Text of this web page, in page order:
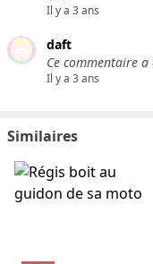
Il y a 3 ans
daft
Ce commentaire a
Il y a 3 ans
Similaires